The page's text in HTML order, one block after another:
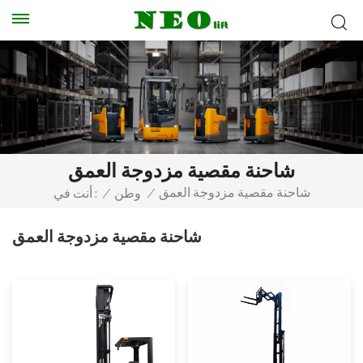
شاحنة مقصية مزدوجة العمق
أنت في : / وطن / شاحنة مقصية مزدوجة العمق
شاحنة مقصية مزدوجة العمق